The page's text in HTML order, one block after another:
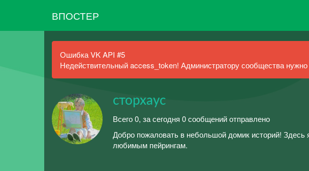
ВПОСТЕР
Ошибка VK API #5
Недействительный access_token! Администратору сообщества нужно
сторхаус
Всего 0, за сегодня 0 сообщений отправлено
Добро пожаловать в небольшой домик историй!
любимым пейрингам.